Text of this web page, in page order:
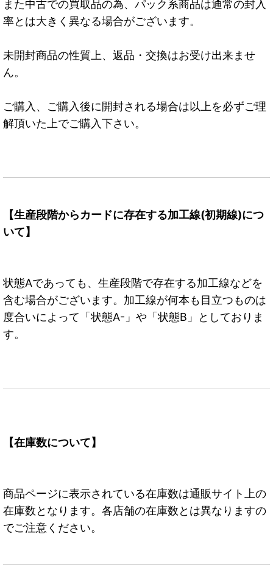
また中古での買取品の為、パック系商品は通常の封入
率とは大きく異なる場合がございます。
未開封商品の性質上、返品・交換はお受け出来ませ
ん。
ご購入、ご購入後に開封される場合は以上を必ずご理
解頂いた上でご購入下さい。
【生産段階からカードに存在する加工線(初期線)につ
いて】
状態Aであっても、生産段階で存在する加工線などを
含む場合がございます。加工線が何本も目立つものは
度合いによって「状態A-」や「状態B」としておりま
す。
【在庫数について】
商品ページに表示されている在庫数は通販サイト上の
在庫数となります。各店舗の在庫数とは異なりますの
でご注意ください。